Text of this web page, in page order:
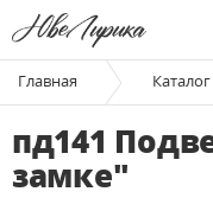
Главная Каталог
пд141
замке"